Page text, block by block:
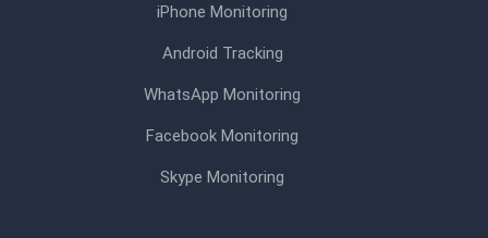
iPhone Monitoring
Android Tracking
WhatsApp Monitoring
Facebook Monitoring
Skype Monitoring